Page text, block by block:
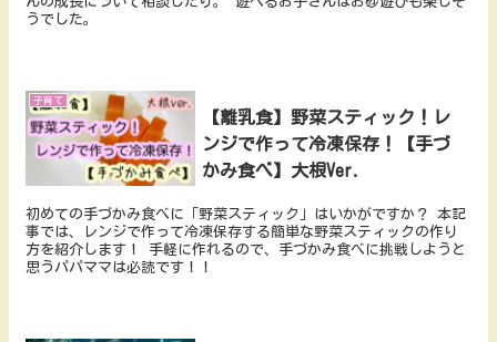
うでした。
子育て
【離乳食】野菜スティック！レ
ンジで作って冷凍保存！【手づ
かみ食べ】大根Ver.
初めての手づかみ食べに「野菜スティック」はいかがですか？ 本記
事では、レンジで作って冷凍保存する簡単な野菜スティックの作り
方を紹介します！ 手軽に作れるので、手づかみ食べに挑戦しようと
思うパパママは必読です！！